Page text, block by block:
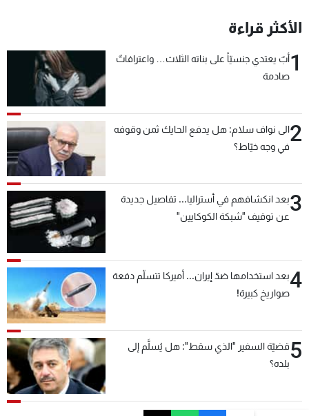
الأكثر قراءة
1أبٌ يعتدي جنسيّاً على بناته الثلاث… واعترافاتٌ
صادمة
2الى نواف سلام: هل يدفع الحايك ثمن وقوفه
في وجه خيّاط؟
3بعد انكشافهم في أستراليا... تفاصيل جديدة
عن توقيف "شبكة الكوكايين"
4بعد استخدامها ضدّ إيران... أميركا تتسلّم دفعة
صواريخ كبيرة!
5قضيّة السفير "الذي سقط": هل يُسلَّم إلى
بلده؟